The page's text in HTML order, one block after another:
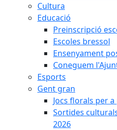
Cultura
Educació
Preinscripció
Escoles bressol
Ensenyament
Coneguem
Esports
Gent gran
Jocs florals per
Sortides
2026